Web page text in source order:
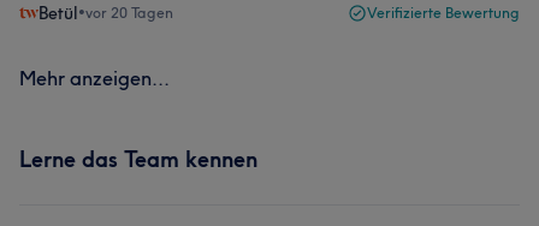
Betül•vor 20 Tagen Verifizierte Bewertung
Mehr anzeigen...
Lerne das Team kennen